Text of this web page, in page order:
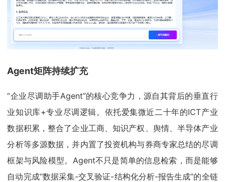
Agent矩阵持续扩充
“企业尽调助手Agent”的核心竞争力，源自其背后的垂直行
业知识库+专业尽调逻辑。依托爱集微近二十年的ICT产业
数据积累，整合了企业工商、知识产权、舆情、半导体产业
分析等多源数据，并内置了投资机构与券商专家总结的尽调
框架与风险模型。Agent不只是简单的信息检索，而是能够
自动完成“数据采集-交叉验证-结构化分析-报告生成”的全链